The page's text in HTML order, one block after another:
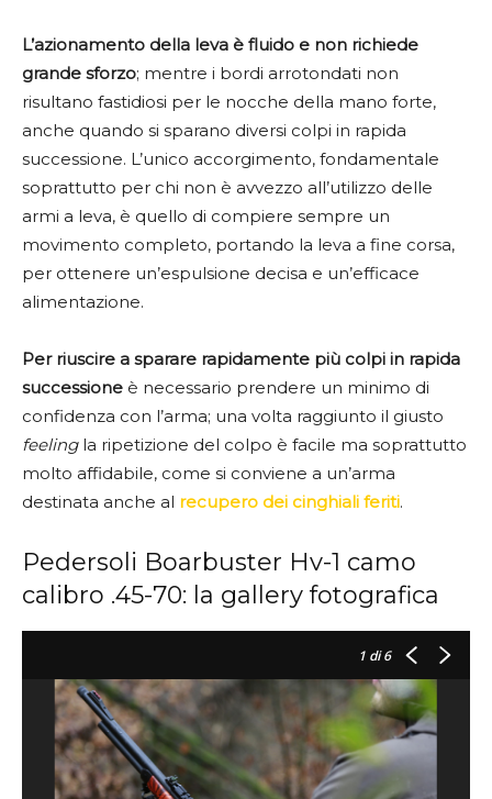
L’azionamento della leva è fluido e non richiede
grande sforzo; mentre i bordi arrotondati non
risultano fastidiosi per le nocche della mano forte,
anche quando si sparano diversi colpi in rapida
successione. L’unico accorgimento, fondamentale
soprattutto per chi non è avvezzo all’utilizzo delle
armi a leva, è quello di compiere sempre un
movimento completo, portando la leva a fine corsa,
per ottenere un’espulsione decisa e un’efficace
alimentazione.
Per riuscire a sparare rapidamente più colpi in rapida
successione è necessario prendere un minimo di
confidenza con l’arma; una volta raggiunto il giusto
feeling la ripetizione del colpo è facile ma soprattutto
molto affidabile, come si conviene a un’arma
destinata anche al recupero dei cinghiali feriti.
Pedersoli Boarbuster Hv-1 camo
calibro .45-70: la gallery fotografica
1 di 6